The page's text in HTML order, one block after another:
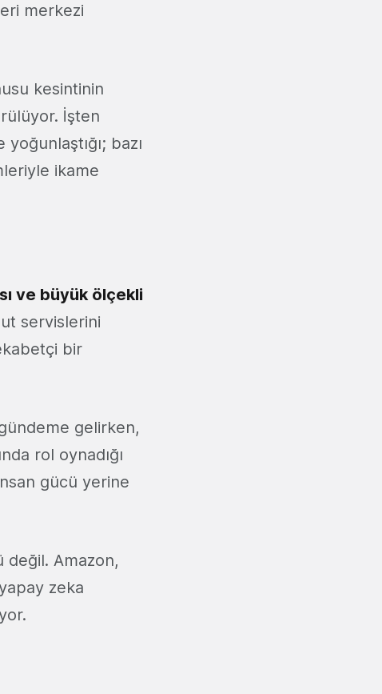
merkezi
kesintinin
İşten
bazı
ikame
ve büyük ölçekli
servislerini
bir
gelirken,
rol oynadığı
gücü yerine
değil. Amazon,
zeka